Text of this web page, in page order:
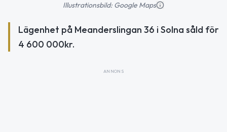
Illustrationsbild: Google Maps
Lägenhet på Meanderslingan 36 i Solna såld för
4 600 000kr.
ANNONS